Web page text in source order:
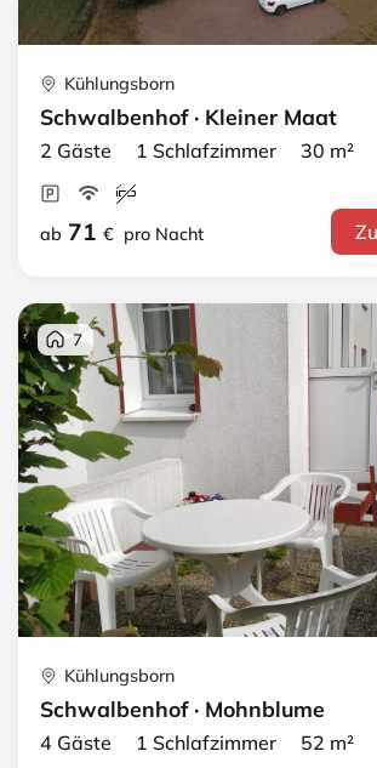
Kühlungsborn
Schwalbenhof · Kleiner Maat
2 Gäste 1 Schlafzimmer 30 m²
ab 71 € pro Nacht
7
Kühlungsborn
Schwalbenhof · Mohnblume
4 Gäste 1 Schlafzimmer 52 m²